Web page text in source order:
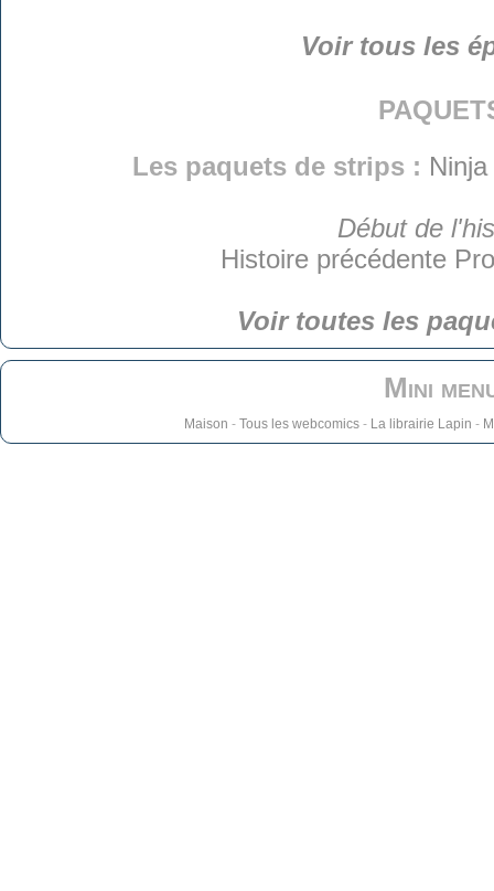
Voir tous les
Les paquets de strips :
Début de
Histoire précédente
Voir toutes les
Mini
Maison - Tous les webcomics- La librairie Lapin -